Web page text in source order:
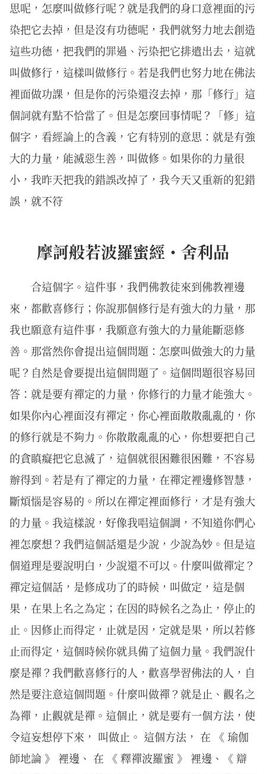
思呢，怎麼叫做修行呢？就是我們的身口意裡面的污
染把它去掉，但是沒有功德呢，我們就努力地去創造
這些功德，把我們的罪過、污染把它排遣出去，這就
叫做修行，這樣叫做修行。若是我們也努力地在佛法
裡面做功課，但是你的污染還沒去掉，那「修行」這
個詞就有點不恰當了。但是怎麼回事情呢？「修」這
個字，看經論上的含義，它有特別的意思：就是有強
大的力量，能滅惡生善，叫做修。如果你的力量很
小，我昨天把我的錯誤改掉了，我今天又重新的犯錯
誤，就不符
摩訶般若波羅蜜經・舍利品
合這個字。這件事，我們佛教徒來到佛教裡邊
來，都歡喜修行；你說那個修行是有強大的力量，那
我也願意有這件事，我願意有強大的力量能斷惡修
善。那當然你會提出這個問題：怎麼叫做強大的力量
呢？自然是會要提出這個問題了。這個問題很容易回
答：就是要有禪定的力量，你修行的力量才能強大。
如果你內心裡面沒有禪定，你心裡面散散亂亂的，你
的修行就是不夠力。你散散亂亂的心，你想要把自己
的貪瞋癡把它息滅了，這個就很困難很困難，不容易
辦得到。若是有了禪定的力量，在禪定裡邊修智慧，
斷煩惱是容易的。所以在禪定裡面修行，才是有強大
的力量。我這樣說，好像我唱這個調，不知道你們心
裡怎麼想？我們這個話還是少說，少說為妙。但是這
個道理是要說明白，少說還不可以。什麼叫做禪定？
禪定這個話，是修成功了的時候，叫做定，這是個
果，在果上名之為定；在因的時候名之為止，停止的
止。因修止而得定，止就是因，定就是果，所以若修
止而得定，這個時候你就具備了這個力量。我們說什
麼是禪？我們歡喜修行的人，歡喜學習佛法的人，自
然是要注意這個問題。什麼叫做禪？就是止、觀名之
為禪，止觀就是禪。這個止，就是要有一個方法，使
令這妄想停下來， 叫做止。 這個方法， 在 《 瑜伽
師地論 》 裡邊、 在 《 釋禪波羅蜜 》 裡邊、《 辯